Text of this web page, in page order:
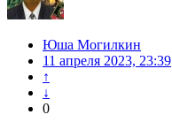
Юша Могилкин
11 апреля 2023, 23:39
↑
↓
0